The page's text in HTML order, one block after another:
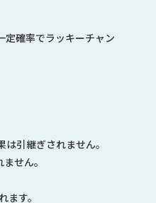
定確率でラッキーチャン
引継ぎされません。
せん。
す。